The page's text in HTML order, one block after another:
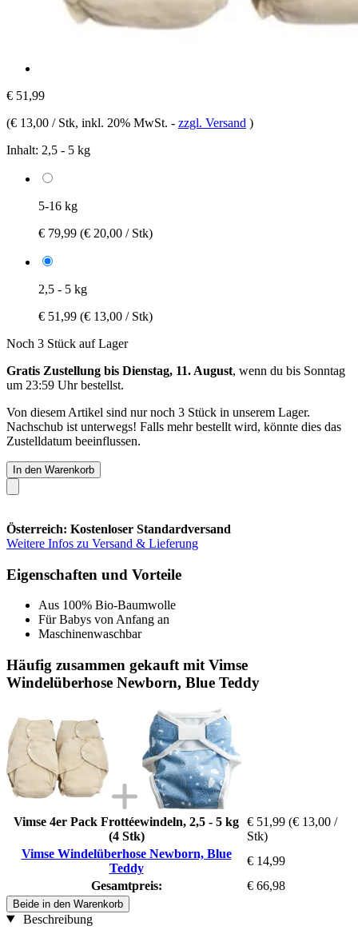
€ 51,99
(€ 13,00 / Stk, inkl. 20% MwSt. - zzgl. Versand )
Inhalt: 2,5 - 5 kg
5-16 kg
€ 79,99 (€ 20,00 / Stk)
2,5 - 5 kg
€ 51,99 (€ 13,00 / Stk)
Noch 3 Stück auf Lager
Gratis Zustellung bis Dienstag, 11. August, wenn du bis Sonntag
um 23:59 Uhrbestellst.
Von diesem Artikel sind nur noch 3 Stück in unserem Lager.
Nachschub ist unterwegs! Falls mehr bestellt wird, könnte dies das
Zustelldatum beeinflussen.
In den Warenkorb
Österreich: Kostenloser Standardversand
Weitere Infos zu Versand & Lieferung
Eigenschaften und Vorteile
Aus 100% Bio-Baumwolle
Für Babys von Anfang an
Maschinenwaschbar
Häufig zusammen gekauft mit Vimse
Windelüberhose Newborn, Blue Teddy
Vimse 4er Pack Frottéewindeln, 2,5 - 5 kg
(4 Stk)
€ 51,99 (€ 13,00 /
Stk)
Vimse Windelüberhose Newborn, Blue
Teddy
€ 14,99
Gesamtpreis:
€ 66,98
Beide in den Warenkorb
Beschreibung